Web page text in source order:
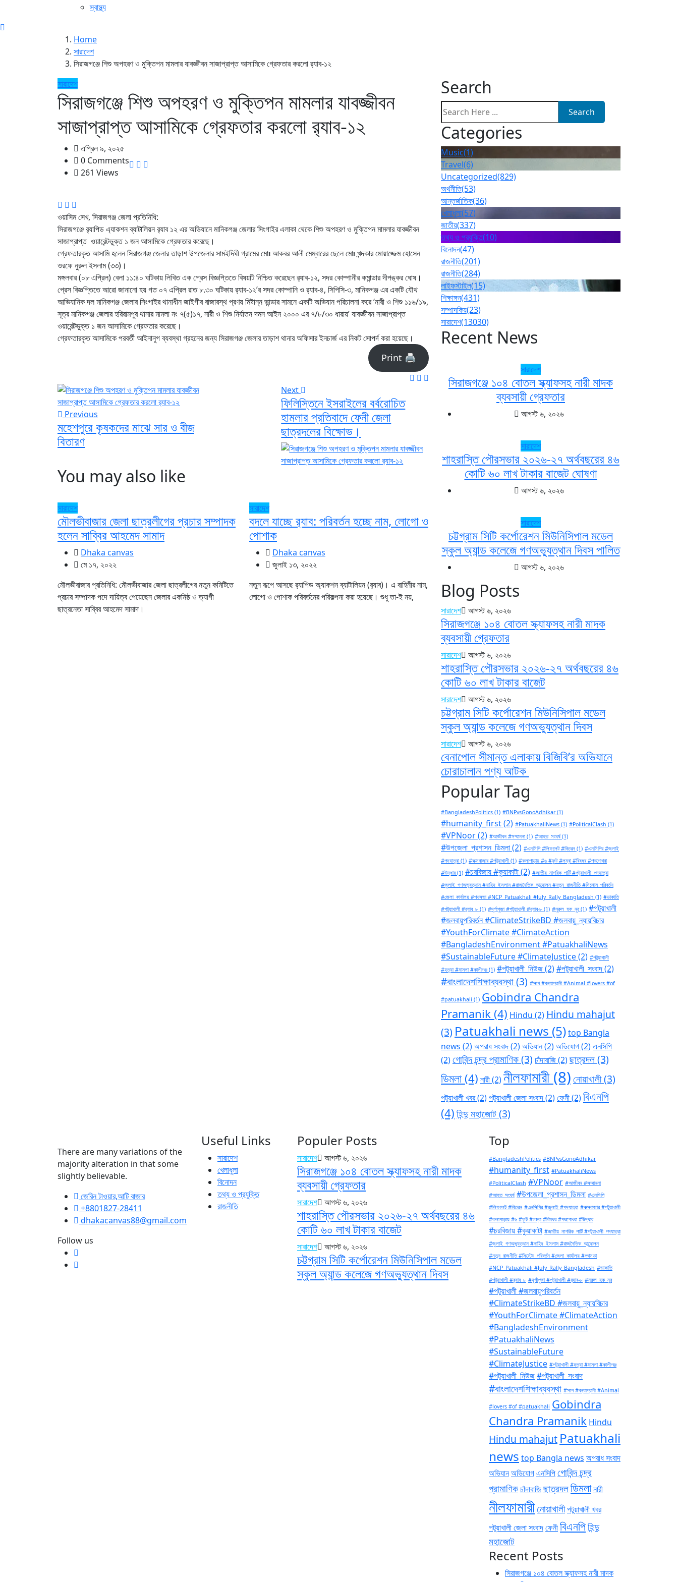
স্বাস্থ্য
Home
সারাদেশ
সিরাজগঞ্জে শিশু অপহরণ ও মুক্তিপন মামলার যাবজ্জীবন সাজাপ্রাপ্ত আসামিকে গ্রেফতার করলো র‌্যাব-১২
সারাদেশ
সিরাজগঞ্জে শিশু অপহরণ ও মুক্তিপন মামলার যাবজ্জীবন
সাজাপ্রাপ্ত আসামিকে গ্রেফতার করলো র‌্যাব-১২
এপ্রিল ৯, ২০২৫
0 Comments
261 Views
ওয়াসিম সেখ, সিরাজগঞ্জ জেলা প্রতিনিধি:
সিরাজগঞ্জে র‌্যাপিড এ্যাকশন ব্যাটালিয়ন র‌্যাব ১২ এর অভিযানে মানিকগঞ্জ জেলার সিংগাইর এলাকা থেকে শিশু অপহরণ ও মুক্তিপন মামলার যাবজ্জীবন
সাজাপ্রাপ্ত ওয়ারেন্টভুক্ত ১ জন আসামিকে গ্রেফতার করেছে।
গ্রেফতারকৃত আসামি হলেন সিরাজগঞ্জ জেলার তাড়াশ উপজেলার সামইদিঘী গ্রামের মোঃ আকবর আলী মেম্বারের ছেলে মোঃ খন্দকার মোয়াজ্জেম হোসেন
ওরফে নুরুল ইসলাম (৩৩)।
মঙ্গলবার (০৮ এপ্রিল) বেলা ১১:৪০ ঘটিকায় লিখিত এক প্রেস বিজ্ঞপ্তিতে বিষয়টি নিশ্চিত করেছেন র‌্যাব-১২, সদর কোম্পানীর কমান্ডার দীপঙ্কর ঘোষ।
প্রেস বিজ্ঞপ্তিতে আরো জানানো হয় গত ০৭ এপ্রিল রাত ৮.৩০ ঘটিকায় র‌্যাব-১২’র সদর কোম্পানি ও র‌্যাব-৪, সিপিসি-৩, মানিকগঞ্জ এর একটি যৌথ
আভিযানিক দল মানিকগঞ্জ জেলার সিংগাইর থানাধীন জাইগীর বাজারস্থ প্রণয় মিষ্টান্ন ভান্ডার সামনে একটি অভিযান পরিচালনা করে ‘নারী ও শিশু ১১৬/১৯,
সূত্র মানিকগঞ্জ জেলার হরিরামপুর থানার মামলা নং ৭(৫)১৭, নারী ও শিশু নির্যাতন দমন আইন ২০০০ এর ৭/৮/৩০ ধারায়’ যাবজ্জীবন সাজাপ্রাপ্ত
ওয়ারেন্টভুক্ত ১ জন আসামিকে গ্রেফতার করেছে।
গ্রেফতারকৃত আসামিকে পরবর্তী আইনানুগ ব্যবস্থা গ্রহনের জন্য সিরাজগঞ্জ জেলার তাড়াশ থানার অফিসার ইনচার্জ এর নিকট সোপর্দ করা হয়েছে।
Print 🖨
Previous
মহেশপুরে কৃষকদের মাঝে সার ও বীজ
বিতারণ
Next
ফিলিস্তিনে ইসরাইলের বর্বরোচিত
হামলার প্রতিবাদে ফেনী জেলা
ছাত্রদলের বিক্ষোভ।
You may also like
সারাদেশ
মৌলভীবাজার জেলা ছাত্রলীগের প্রচার সম্পাদক
হলেন সাব্বির আহমেদ সামাদ
Dhaka canvas
মে ১৭, ২০২২
মৌলভীবাজার প্রতিনিধি: মৌলভীবাজার জেলা ছাত্রলীগের নতুন কমিটিতে
প্রচার সম্পাদক পদে দায়িত্ব পেয়েছেন জেলার একনিষ্ঠ ও ত্যাগী
ছাত্রনেতা সাব্বির আহমেদ সামাদ।
সারাদেশ
বদলে যাচ্ছে র‌্যাব: পরিবর্তন হচ্ছে নাম, লোগো ও
পোশাক
Dhaka canvas
জুলাই ১৩, ২০২২
নতুন রূপে আসছে র‌্যাপিড অ্যাকশন ব্যাটালিয়ন (র‌্যাব)। এ বাহিনীর নাম,
লোগো ও পোশাক পরিবর্তনের পরিকল্পনা করা হয়েছে। শুধু তা-ই নয়,
Search
Search
Categories
Music(1)
Travel(6)
Uncategorized(829)
অর্থনীতি(53)
আন্তর্জাতিক(36)
খেলাধুলা(57)
জাতীয়(337)
তথ্য ও প্রযুক্তি(10)
বিনোদন(47)
রাজনীতি(201)
রাজনীতি(284)
লাইফস্টাইল(15)
শিক্ষাঙ্গন(431)
সম্পাদকিয়(23)
সারাদেশ(13030)
Recent News
সারাদেশ
সিরাজগঞ্জে ১০৪ বোতল স্ক্যাফসহ নারী মাদক
ব্যবসায়ী গ্রেফতার
আগস্ট ৬, ২০২৬
সারাদেশ
শাহরাস্তি পৌরসভার ২০২৬-২৭ অর্থবছরের ৪৬
কোটি ৬০ লাখ টাকার বাজেট ঘোষণা
আগস্ট ৬, ২০২৬
সারাদেশ
চট্টগ্রাম সিটি কর্পোরেশন মিউনিসিপাল মডেল
স্কুল অ্যান্ড কলেজে গণঅভ্যুত্থান দিবস পালিত
আগস্ট ৬, ২০২৬
Blog Posts
সারাদেশ আগস্ট ৬, ২০২৬
সিরাজগঞ্জে ১০৪ বোতল স্ক্যাফসহ নারী মাদক
ব্যবসায়ী গ্রেফতার
সারাদেশ আগস্ট ৬, ২০২৬
শাহরাস্তি পৌরসভার ২০২৬-২৭ অর্থবছরের ৪৬
কোটি ৬০ লাখ টাকার বাজেট
সারাদেশ আগস্ট ৬, ২০২৬
চট্টগ্রাম সিটি কর্পোরেশন মিউনিসিপাল মডেল
স্কুল অ্যান্ড কলেজে গণঅভ্যুত্থান দিবস
সারাদেশ আগস্ট ৬, ২০২৬
বেনাপোল সীমান্ত এলাকায় বিজিবি’র অভিযানে
চোরাচালান পণ্য আটক
Popular Tag
#BangladeshPolitics (1) #BNPvsGonoAdhikar(1)
#humanity_first(2) #PatuakhaliNews (1) #PoliticalClash (1)
#VPNoor(2) #আজীবন #সম্মাননা (1) #আহত_সংঘর্ষ(1)
#উপজেলা_প্রশাসন_ডিমলা(2) #এনসিপি #লিফলেট #বিতরন (1) #এনসিপির #জুলাই
#পদযাত্রা (1) #কক্সবাজার #পটুয়াখালী (1) #কলাপাড়ায় #৬ #ফুট #লম্বা #বিষধর #পদ্মগোখরা
#উদ্ধার(1) #চরবিজায় #কুয়াকাটা(2) #জাতীয়_নাগরিক_পার্টি #পটুয়াখালী_পদযাত্রা
#জুলাই_গণঅভ্যুত্থান #নাহিদ_ইসলাম #রাজনৈতিক_আন্দোলন #নতুন_রাজনীতি #সিস্টেম_পরিবর্তন
#জেলা_কার্যালয় #পথসভা #NCP_Patuakhali #July_Rally_Bangladesh (1) #ডাকাতি
#পটুয়াখালী #র‍্যাব_৮ (1) #দূর্গাপুজা #পটুয়াখালী #র‍্যাব-৮ (1) #নুরুল_হক_নুর(1) #পটুয়াখালী
#জলবায়ুপরিবর্তন #ClimateStrikeBD #জলবায়ু_ন্যায়বিচার
#YouthForClimate #ClimateAction
#BangladeshEnvironment #PatuakhaliNews
#SustainableFuture #ClimateJustice(2) #পটুয়াখালী
#হত্যা #মামলা #কালীগঞ্জ (1) #পটুয়াখালী_নিউজ(2) #পটুয়াখালী_সংবাদ(2)
#বাংলাদেশশিক্ষাব্যবস্থা(3) #সাপ #বন্যাপ্রানী #Animal #lovers #of
#patuakhali (1) Gobindra Chandra
Pramanik (4) Hindu (2) Hindu mahajut
(3) Patuakhali news (5)top Bangla
news (2) অপরাধ সংবাদ(2) অভিযান(2) অভিযোগ(2) এনসিপি
(2) গোবিন্দ চন্দ্র প্রামাণিক(3) চাঁদাবাজি(2) ছাত্রদল(3)
ডিমলা(4) নারী(2) নীলফামারী(8)নোয়াখালী(3)
পটুয়াখালী খবর(2) পটুয়াখালী জেলা সংবাদ(2) ফেনী(2) বিএনপি
(4)হিন্দু মহাজোট(3)
There are many variations of the
majority alteration in that some
slightly believable.
জেরিন টাওয়ার,আটি বাজার
+8801827-28411
dhakacanvas88@gmail.com
Follow us
Useful Links
সারাদেশ
খেলাধুলা
বিনোদন
তথ্য ও প্রযুক্তি
রাজনীতি
Populer Posts
সারাদেশ আগস্ট ৬, ২০২৬
সিরাজগঞ্জে ১০৪ বোতল স্ক্যাফসহ নারী মাদক
ব্যবসায়ী গ্রেফতার
সারাদেশ আগস্ট ৬, ২০২৬
শাহরাস্তি পৌরসভার ২০২৬-২৭ অর্থবছরের ৪৬
কোটি ৬০ লাখ টাকার বাজেট
সারাদেশ আগস্ট ৬, ২০২৬
চট্টগ্রাম সিটি কর্পোরেশন মিউনিসিপাল মডেল
স্কুল অ্যান্ড কলেজে গণঅভ্যুত্থান দিবস
Top
#BangladeshPolitics #BNPvsGonoAdhikar
#humanity_first #PatuakhaliNews
#PoliticalClash #VPNoor #আজীবন #সম্মাননা
#আহত_সংঘর্ষ #উপজেলা_প্রশাসন_ডিমলা #এনসিপি
#লিফলেট #বিতরন #এনসিপির #জুলাই #পদযাত্রা #কক্সবাজার #পটুয়াখালী
#কলাপাড়ায় #৬ #ফুট #লম্বা #বিষধর #পদ্মগোখরা #উদ্ধার
#চরবিজায় #কুয়াকাটা #জাতীয়_নাগরিক_পার্টি #পটুয়াখালী_পদযাত্রা
#জুলাই_গণঅভ্যুত্থান #নাহিদ_ইসলাম #রাজনৈতিক_আন্দোলন
#নতুন_রাজনীতি #সিস্টেম_পরিবর্তন #জেলা_কার্যালয় #পথসভা
#NCP_Patuakhali #July_Rally_Bangladesh #ডাকাতি
#পটুয়াখালী #র‍্যাব_৮ #দূর্গাপুজা #পটুয়াখালী #র‍্যাব-৮ #নুরুল_হক_নুর
#পটুয়াখালী #জলবায়ুপরিবর্তন
#ClimateStrikeBD #জলবায়ু_ন্যায়বিচার
#YouthForClimate #ClimateAction
#BangladeshEnvironment
#PatuakhaliNews
#SustainableFuture
#ClimateJustice #পটুয়াখালী #হত্যা #মামলা #কালীগঞ্জ
#পটুয়াখালী_নিউজ#পটুয়াখালী_সংবাদ
#বাংলাদেশশিক্ষাব্যবস্থা #সাপ #বন্যাপ্রানী #Animal
#lovers #of #patuakhali Gobindra
Chandra Pramanik Hindu
Hindu mahajut Patuakhali
news top Bangla news অপরাধ সংবাদ
অভিযানঅভিযোগএনসিপিগোবিন্দ চন্দ্র
প্রামাণিকচাঁদাবাজিছাত্রদলডিমলানারী
নীলফামারীনোয়াখালীপটুয়াখালী খবর
পটুয়াখালী জেলা সংবাদফেনীবিএনপিহিন্দু
মহাজোট
Recent Posts
সিরাজগঞ্জে ১০৪ বোতল স্ক্যাফসহ নারী মাদক